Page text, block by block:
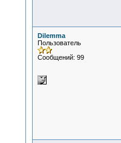
Dilemma
Пользователь
Сообщений: 99